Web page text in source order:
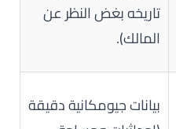
تاريخه بغض النظر عن
المالك).
بيانات جيومكانية دقيقة